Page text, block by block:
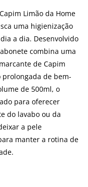
Limão da Home
uma higienização
a dia. Desenvolvido
combina uma
de Capim
prolongada de bem-
de 500ml, o
para oferecer
do lavabo ou da
a pele
manter a rotina de